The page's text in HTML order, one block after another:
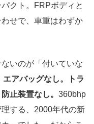
クト。FRPボディと
せで、車重はわずか
いのが「付いていな
アバッグなし。トラ
止装置なし。 360bhp
する、2000年代の新